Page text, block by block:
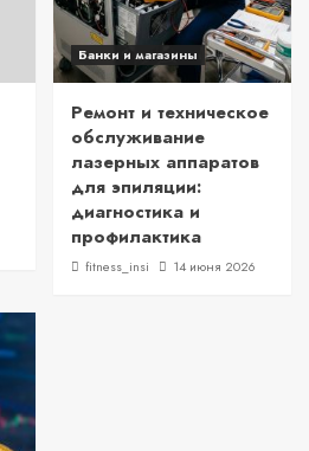
Банки и магазины
Ремонт и техническое
обслуживание
лазерных аппаратов
для эпиляции:
диагностика и
профилактика
fitness_insi 14 июня 2026